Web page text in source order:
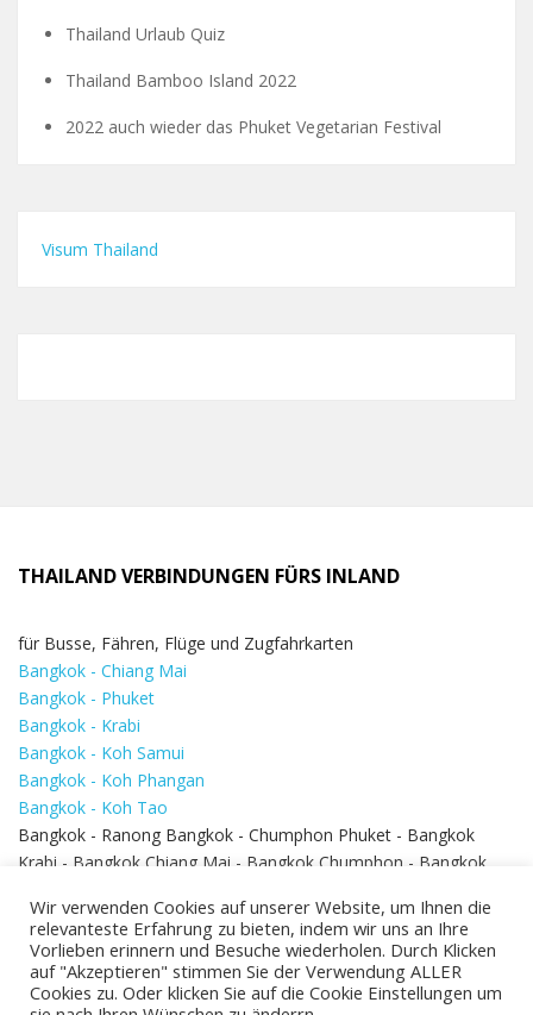
Thailand Urlaub Quiz
Thailand Bamboo Island 2022
2022 auch wieder das Phuket Vegetarian Festival
Visum Thailand
THAILAND VERBINDUNGEN FÜRS INLAND
für Busse, Fähren, Flüge und Zugfahrkarten
Bangkok - Chiang Mai
Bangkok - Phuket
Bangkok - Krabi
Bangkok - Koh Samui
Bangkok - Koh Phangan
Bangkok - Koh Tao
Bangkok - Ranong Bangkok - Chumphon Phuket - Bangkok
Krabi - Bangkok Chiang Mai - Bangkok Chumphon - Bangkok
Bangkok - Hua Hin
Wir verwenden Cookies auf unserer Website, um Ihnen die
relevanteste Erfahrung zu bieten, indem wir uns an Ihre
Vorlieben erinnern und Besuche wiederholen. Durch Klicken
auf "Akzeptieren" stimmen Sie der Verwendung ALLER
Cookies zu. Oder klicken Sie auf die Cookie Einstellungen um